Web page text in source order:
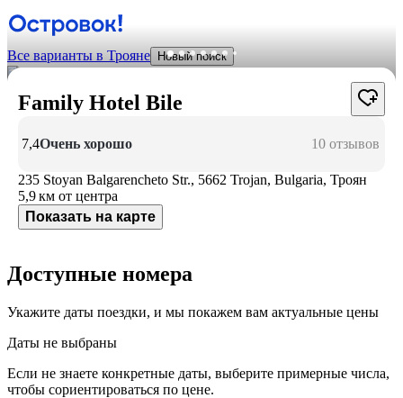
Все варианты в Трояне Новый поиск
Family Hotel Bile
7,4Очень хорошо 10 отзывов
235 Stoyan Balgarencheto Str., 5662 Trojan, Bulgaria, Троян
5,9 км от центра
Показать на карте
Доступные номера
Укажите даты поездки, и мы покажем вам актуальные цены
Даты не выбраны
Если не знаете конкретные даты, выберите примерные числа,
чтобы сориентироваться по цене.